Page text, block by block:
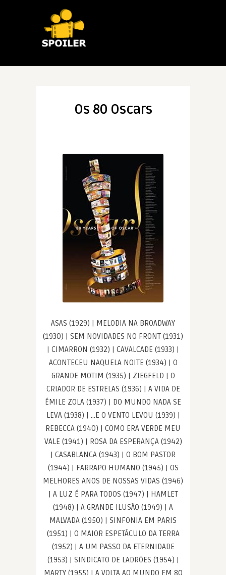
Os 80 Oscars
ASAS (1929) | MELODIA NA BROADWAY
(1930) | SEM NOVIDADES NO FRONT (1931)
| CIMARRON (1932) | CAVALCADE (1933) |
ACONTECEU NAQUELA NOITE (1934) | O
GRANDE MOTIM (1935) | ZIEGFELD | O
CRIADOR DE ESTRELAS (1936) | A VIDA DE
ÉMILE ZOLA (1937) | DO MUNDO NADA SE
LEVA (1938) | …E O VENTO LEVOU (1939) |
REBECCA (1940) | COMO ERA VERDE MEU
VALE (1941) | ROSA DA ESPERANÇA (1942)
| CASABLANCA (1943) | O BOM PASTOR
(1944) | FARRAPO HUMANO (1945) | OS
MELHORES ANOS DE NOSSAS VIDAS (1946)
| A LUZ É PARA TODOS (1947) | HAMLET
(1948) | A GRANDE ILUSÃO (1949) | A
MALVADA (1950) | SINFONIA EM PARIS
(1951) | O MAIOR ESPETÁCULO DA TERRA
(1952) | A UM PASSO DA ETERNIDADE
(1953) | SINDICATO DE LADRÕES (1954) |
MARTY (1955) | A VOLTA AO MUNDO EM 80